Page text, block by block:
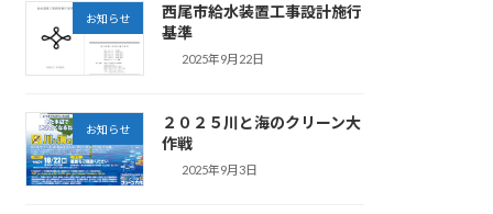
お知らせ
西尾市給水装置工事設計施行
基準
2025年9月22日
お知らせ
２０２５川と海のクリーン大
作戦
2025年9月3日